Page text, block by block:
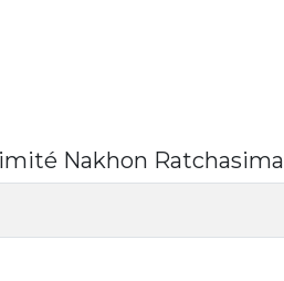
Nakhon Ratchasima